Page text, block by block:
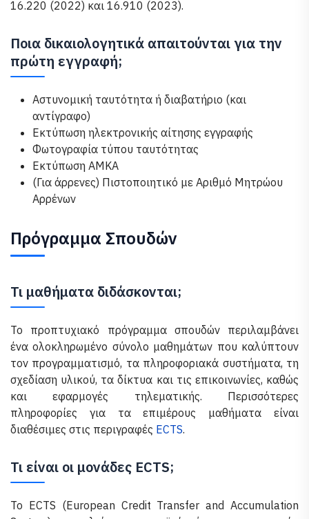
16.220 (2022) και 16.910 (2023).
Ποια δικαιολογητικά απαιτούνται για την
πρώτη εγγραφή;
Αστυνομική ταυτότητα ή διαβατήριο (και
αντίγραφο)
Εκτύπωση ηλεκτρονικής αίτησης εγγραφής
Φωτογραφία τύπου ταυτότητας
Εκτύπωση ΑΜΚΑ
(Για άρρενες) Πιστοποιητικό με Αριθμό Μητρώου
Αρρένων
Πρόγραμμα Σπουδών
Τι μαθήματα διδάσκονται;
Το προπτυχιακό πρόγραμμα σπουδών περιλαμβάνει
ένα ολοκληρωμένο σύνολο μαθημάτων που καλύπτουν
τον προγραμματισμό, τα πληροφοριακά συστήματα, τη
σχεδίαση υλικού, τα δίκτυα και τις επικοινωνίες, καθώς
και εφαρμογές τηλεματικής. Περισσότερες
πληροφορίες για τα επιμέρους μαθήματα είναι
διαθέσιμες στις περιγραφές ECTS.
Τι είναι οι μονάδες ECTS;
Το ECTS (European Credit Transfer and Accumulation